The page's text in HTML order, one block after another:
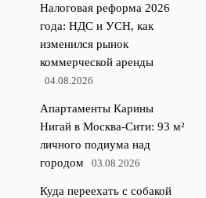
Налоговая реформа 2026
года: НДС и УСН, как
изменился рынок
коммерческой аренды
04.08.2026
Апартаменты Карины
Нигай в Москва-Сити: 93 м²
личного подиума над
городом
03.08.2026
Куда переехать с собакой